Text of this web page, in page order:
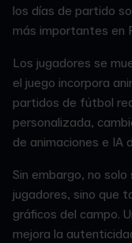
los días de partido
más importantes en
Los jugadores se
el juego incorpora
partidos de fútbol
personalizada,
de animaciones e IA
Sin embargo, no
jugadores, sino que
gráficos del campo.
mejora la